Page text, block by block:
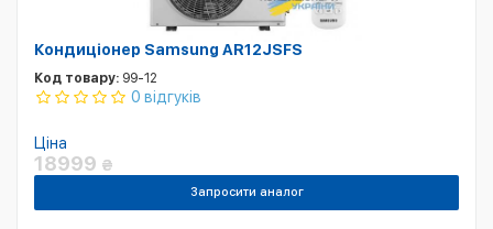
Кондиціонер Samsung AR12JSFS
Код товару: 99-12
0 відгуків
Ціна
18999 ₴
Запросити аналог